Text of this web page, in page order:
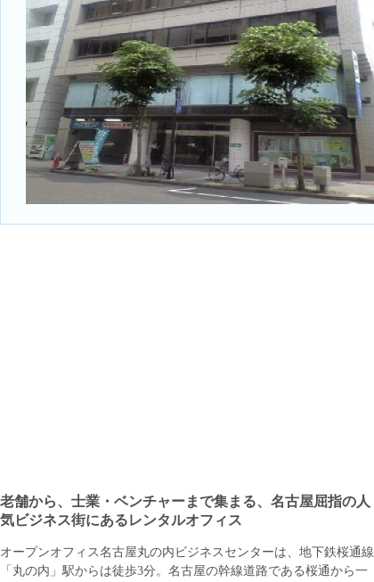
老舗から、士業・ベンチャーまで集まる、名古屋屈指の人
気ビジネス街にあるレンタルオフィス
オープンオフィス名古屋丸の内ビジネスセンターは、地下鉄桜通線
「丸の内」駅からは徒歩3分。名古屋の幹線道路である桜通から一